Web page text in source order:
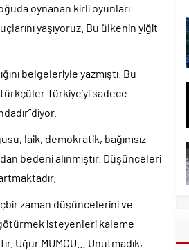
oynanan kirli oyunları
yaşıyoruz. Bu ülkenin yiğit
belgeleriyle yazmıştı. Bu
Türkiye’yi sadece
laik, demokratik, bağımsız
bedeni alınmıştır. Düşünceleri
zaman düşüncelerini ve
götürmek isteyenleri kaleme
Uğur MUMCU… Unutmadık,